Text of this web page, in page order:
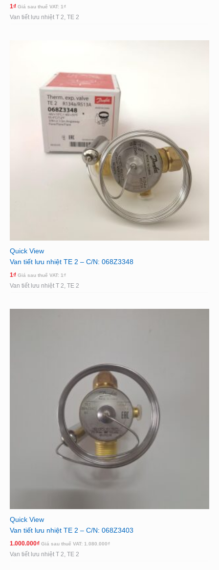
1₫ Giá sau thuế VAT: 1₫
Van tiết lưu nhiệt T 2, TE 2
Quick View
Van tiết lưu nhiệt TE 2 – C/N: 068Z3348
1₫ Giá sau thuế VAT: 1₫
Van tiết lưu nhiệt T 2, TE 2
Quick View
Van tiết lưu nhiệt TE 2 – C/N: 068Z3403
1.000.000₫ Giá sau thuế VAT: 1.080.000₫
Van tiết lưu nhiệt T 2, TE 2